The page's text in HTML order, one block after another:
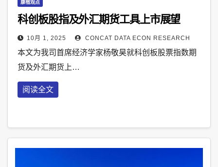
康楷观点
科创板股指及外汇期货工具上市展望
10月 1, 2025 CONCAT DATA ECON RESEARCH
本文为我司首席经济学家杨敬昊就科创板股票指数期
货及外汇期货上…
阅读全文